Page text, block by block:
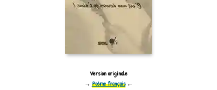
Version originale
→ Poème français←